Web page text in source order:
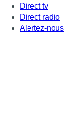
Direct tv
Direct radio
Alertez-nous